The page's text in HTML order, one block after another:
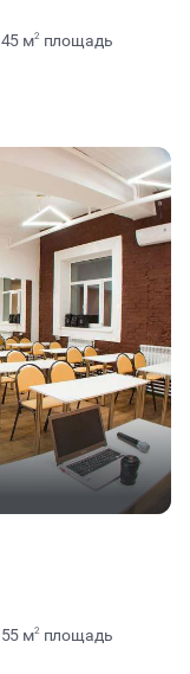
45 м2 площадь
55 м2 площадь